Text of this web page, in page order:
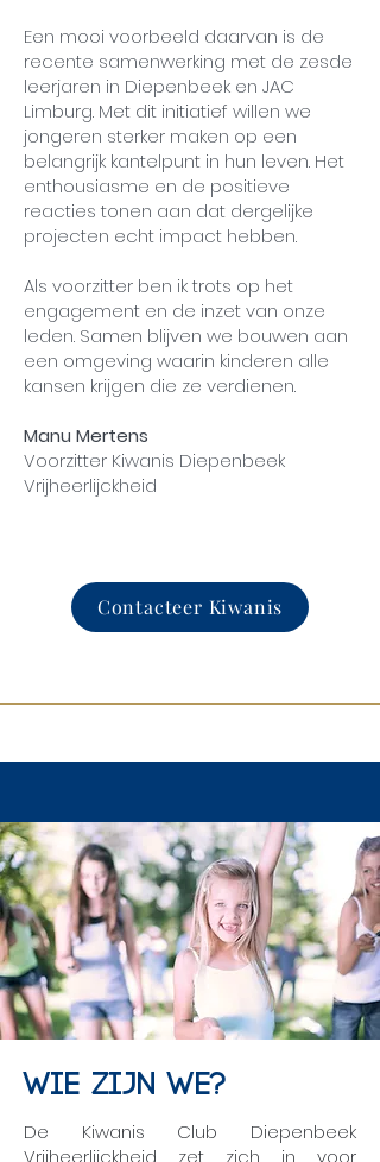
Een mooi voorbeeld daarvan is de
recente samenwerking met de zesde
leerjaren in Diepenbeek en JAC
Limburg. Met dit initiatief willen we
jongeren sterker maken op een
belangrijk kantelpunt in hun leven. Het
enthousiasme en de positieve
reacties tonen aan dat dergelijke
projecten echt impact hebben.
Als voorzitter ben ik trots op het
engagement en de inzet van onze
leden. Samen blijven we bouwen aan
een omgeving waarin kinderen alle
kansen krijgen die ze verdienen.
Manu Mertens
Voorzitter Kiwanis Diepenbeek
Vrijheerlijckheid
Contacteer Kiwanis
wie zijn we?
De Kiwanis Club Diepenbeek
Vrijheerlijckheid zet zich in voor